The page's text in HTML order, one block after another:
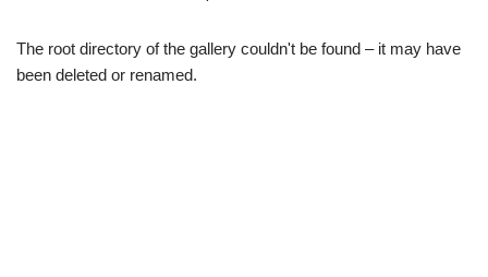
The root directory of the gallery couldn't be found – it may have
been deleted or renamed.